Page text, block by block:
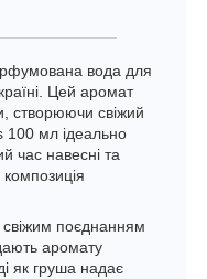
вода для
Цей аромат
створюючи свіжий
100 мл ідеально
час навесні та
композиція
свіжим поєднанням
аромату
як груша надає